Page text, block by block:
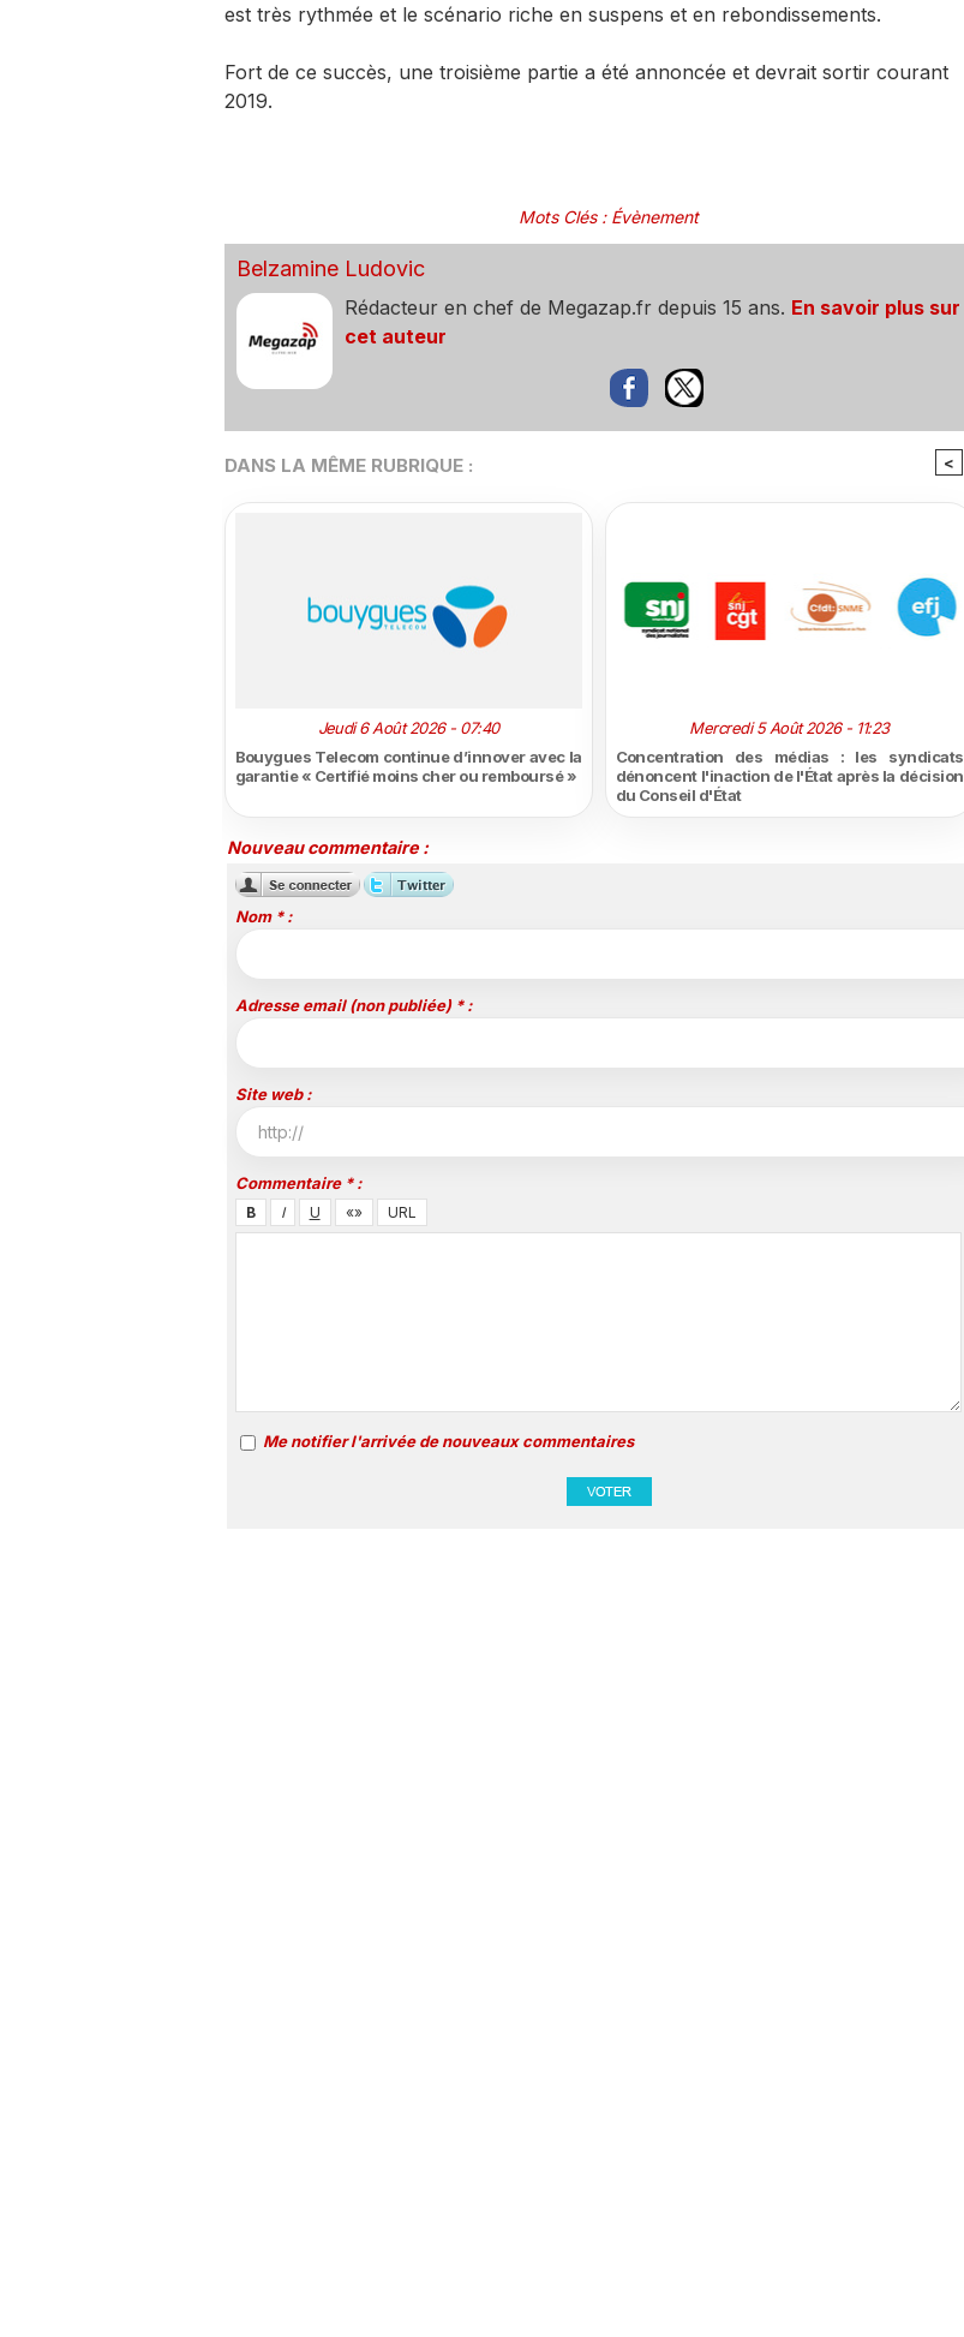
est très rythmée et le scénario riche en suspens et en rebondissements.
Fort de ce succès, une troisième partie a été annoncée et devrait sortir courant
2019.
Mots Clés: Évènement
Belzamine Ludovic
Rédacteur en chef de Megazap.fr depuis 15 ans. En savoir plus sur
cet auteur
DANS LA MÊME RUBRIQUE : <
Jeudi 6 Août 2026 - 07:40
Bouygues Telecom continue d’innover avec la
garantie « Certifié moins cher ou remboursé »
Mercredi 5 Août 2026 - 11:23
Concentration des médias : les syndicats
dénoncent l'inaction de l'État après la décision
du Conseil d'État
Nouveau commentaire :
Nom * :
Adresse email (non publiée) * :
Site web :
Commentaire * :
Me notifier l'arrivée de nouveaux commentaires